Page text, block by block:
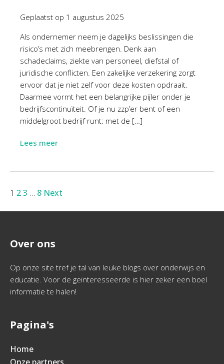
Geplaatst op 1 augustus 2025
Als ondernemer neem je dagelijks beslissingen die
risico’s met zich meebrengen. Denk aan
schadeclaims, ziekte van personeel, diefstal of
juridische conflicten. Een zakelijke verzekering zorgt
ervoor dat je niet zelf voor deze kosten opdraait.
Daarmee vormt het een belangrijke pijler onder je
bedrijfscontinuïteit. Of je nu zzp’er bent of een
middelgroot bedrijf runt: met de […]
Lees meer
1 23 … 8 Next
Over ons
Op onze site tref je tal van leuke blogs over onderwijs en
educatie. Voor de geïnteresseerde is hier zeker een boel
informatie te halen!
Pagina's
Home